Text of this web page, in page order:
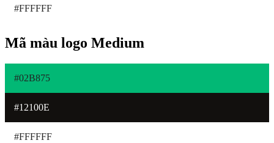
#FFFFFF
Mã màu logo Medium
#02B875
#12100E
#FFFFFF